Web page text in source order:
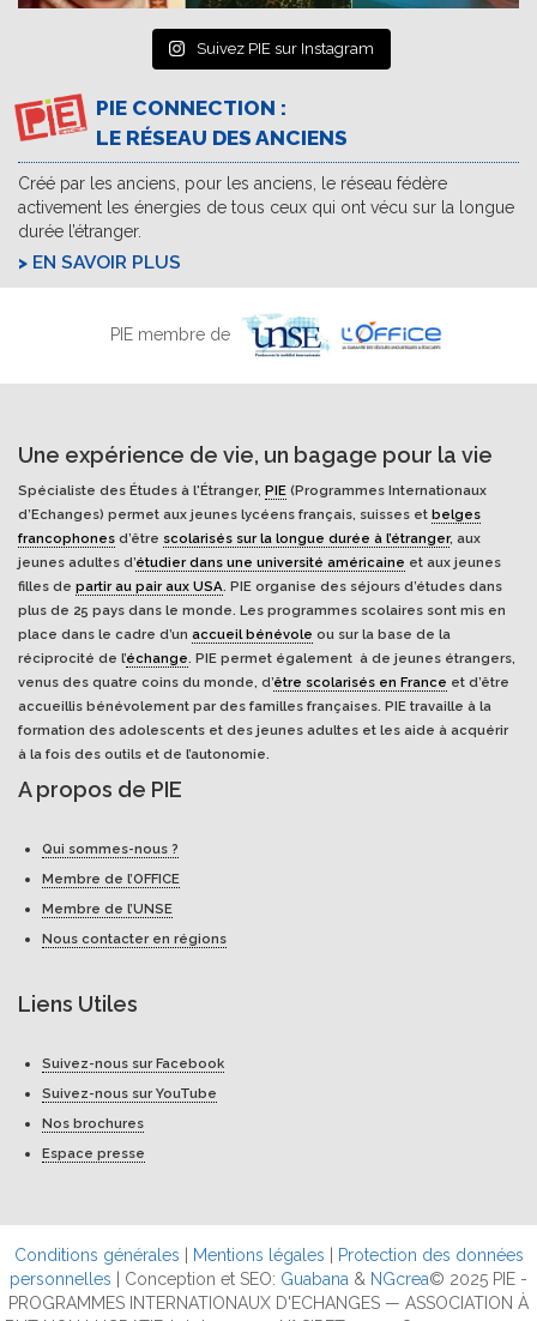
Suivez PIE sur Instagram
PIE CONNECTION :
LE RÉSEAU DES ANCIENS
Créé par les anciens, pour les anciens, le réseau fédère
activement les énergies de tous ceux qui ont vécu sur la longue
durée l’étranger.
EN SAVOIR PLUS
PIE membre de
Une expérience de vie, un bagage pour la vie
Spécialiste des Études à l'Étranger, PIE (Programmes Internationaux
d’Echanges) permet aux jeunes lycéens français, suisses et belges
francophones d’être scolarisés sur la longue durée à l’étranger, aux
jeunes adultes d’étudier dans une université américaine et aux jeunes
filles de partir au pair aux USA. PIE organise des séjours d’études dans
plus de 25 pays dans le monde. Les programmes scolaires sont mis en
place dans le cadre d’un accueil bénévole ou sur la base de la
réciprocité de l’échange. PIE permet également à de jeunes étrangers,
venus des quatre coins du monde, d’être scolarisés en France et d’être
accueillis bénévolement par des familles françaises. PIE travaille à la
formation des adolescents et des jeunes adultes et les aide à acquérir
à la fois des outils et de l’autonomie.
A propos de PIE
Qui sommes-nous ?
Membre de l’OFFICE
Membre de l’UNSE
Nous contacter en régions
Liens Utiles
Suivez-nous sur Facebook
Suivez-nous sur YouTube
Nos brochures
Espace presse
Conditions générales Mentions légales
Protection des données
personnelles | Conception et SEO: Guabana & NGcrea© 2025 PIE -
PROGRAMMES INTERNATIONAUX D'ECHANGES — ASSOCIATION À